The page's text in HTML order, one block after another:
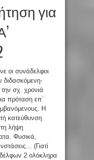
για
οι συνάδελφοι
διδασκόμενη-
σχ. χρονιά
πρόταση επ΄
Η
κατεύθυνση
λήψη
Φυσικά,
(Γιατί
2 ολόκληρα